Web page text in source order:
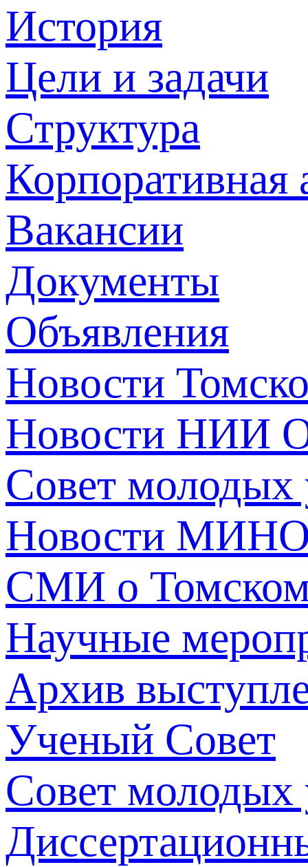
История
Цели и задачи
Структура
Корпоративная
Вакансии
Документы
Объявления
Новости
Новости НИИ
Совет молодых
Новости
СМИ о
Научные
Архив
Ученый Совет
Совет молодых